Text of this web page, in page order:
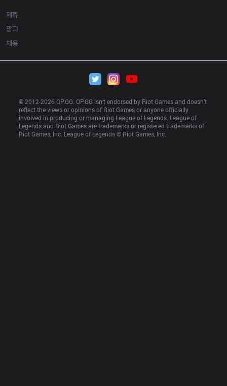
제휴
광고
채용
© 2012-2026 OP.GG. OP.GG isn’t endorsed by Riot Games and doesn’t
reflect the views or opinions of Riot Games or anyone officially
involved in producing or managing League of Legends. League of
Legends and Riot Games are trademarks or registered trademarks of
Riot Games, Inc. League of Legends © Riot Games, Inc.